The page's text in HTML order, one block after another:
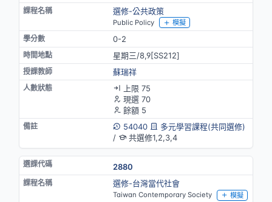
選修-公共政策
Public Policy 模擬
0-2
星期三/8,9[SS212]
蘇瑞祥
上限 75
現選 70
餘額 5
54040
多元學習課程(共同選修)
/
共選修1,2,3,4
2880
選修-台灣當代社會
Taiwan Contemporary Society 模擬